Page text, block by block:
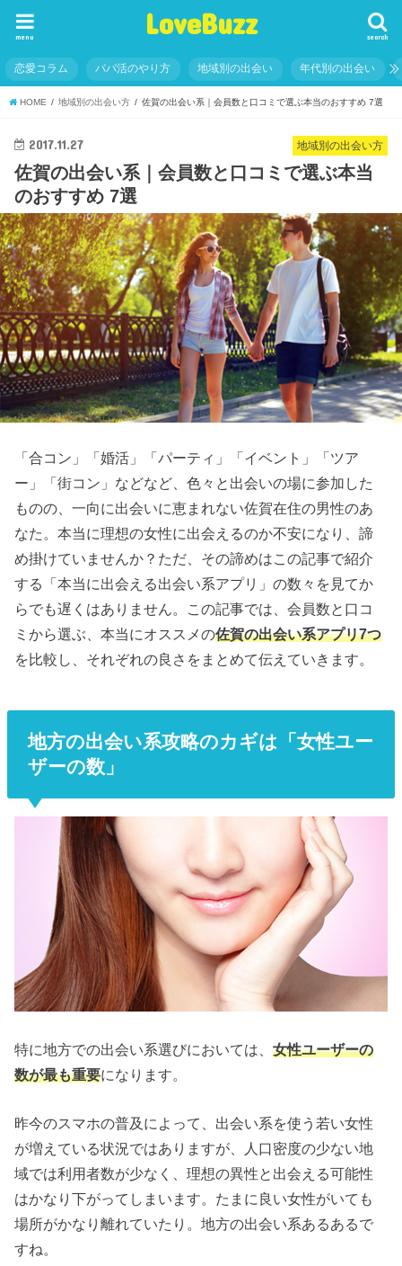
LoveBuzz search
menu
恋愛コラム パパ活のやり方 地域別の出会い 年代別の出会い
HOME 地域別の出会い方 佐賀の出会い系｜会員数と口コミで選ぶ本当のおすすめ 7選
地域別の出会い方
2017.11.27
佐賀の出会い系｜会員数と口コミで選ぶ本当
のおすすめ 7選
「合コン」「婚活」「パーティ」「イベント」「ツア
ー」「街コン」などなど、色々と出会いの場に参加した
ものの、一向に出会いに恵まれない佐賀在住の男性のあ
なた。本当に理想の女性に出会えるのか不安になり、諦
め掛けていませんか？ただ、その諦めはこの記事で紹介
する「本当に出会える出会い系アプリ」の数々を見てか
らでも遅くはありません。この記事では、会員数と口コ
ミから選ぶ、本当にオススメの佐賀の出会い系アプリ7つ
を比較し、それぞれの良さをまとめて伝えていきます。
地方の出会い系攻略のカギは「女性ユー
ザーの数」
特に地方での出会い系選びにおいては、女性ユーザーの
数が最も重要になります。
昨今のスマホの普及によって、出会い系を使う若い女性
が増えている状況ではありますが、人口密度の少ない地
域では利用者数が少なく、理想の異性と出会える可能性
はかなり下がってしまいます。たまに良い女性がいても
場所がかなり離れていたり。地方の出会い系あるあるで
すね。